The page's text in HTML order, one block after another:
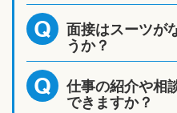
Q 面接はスーツが
うか？
Q 仕事の紹介や相
できますか？